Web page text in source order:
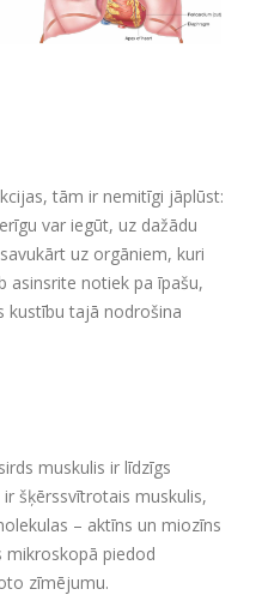
tām ir nemitīgi jāplūst:
var iegūt, uz dažādu
uz orgāniem, kuri
asinsrite notiek pa īpašu,
kustību tajā nodrošina
muskulis ir līdzīgs
šķērssvītrotais muskulis,
– aktīns un miozīns
mikroskopā piedod
zīmējumu.